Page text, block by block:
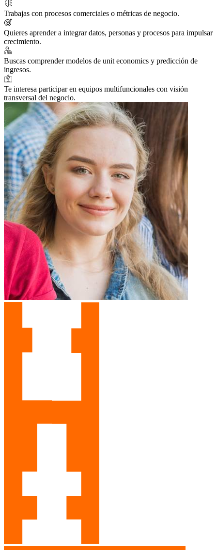
Trabajas con procesos comerciales o métricas de negocio.
Quieres aprender a integrar datos, personas y procesos para impulsar
crecimiento.
Buscas comprender modelos de unit economics y predicción de
ingresos.
Te interesa participar en equipos multifuncionales con visión
transversal del negocio.